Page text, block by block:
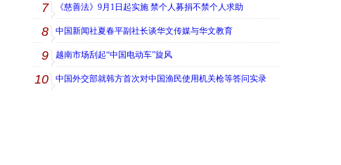
7 《慈善法》9月1日起实施 禁个人募捐不禁个人求助
8 中国新闻社夏春平副社长谈华文传媒与华文教育
9 越南市场刮起“中国电动车”旋风
10 中国外交部就韩方首次对中国渔民使用机关枪等答问实录